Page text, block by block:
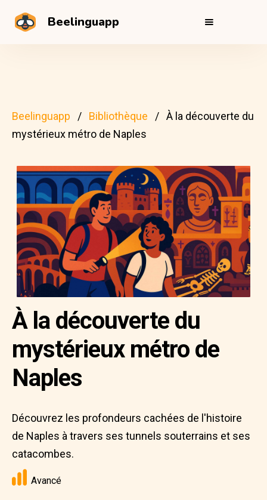
Beelinguapp
Beelinguapp Bibliothèque
À la découverte du
mystérieux métro de Naples
À la découverte du
mystérieux métro de
Naples
Découvrez les profondeurs cachées de l'histoire
de Naples à travers ses tunnels souterrains et ses
catacombes.
Avancé